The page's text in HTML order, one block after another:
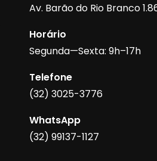
Av. Barão do Rio Branco
Horário
Segunda—Sexta: 9h–17h
Telefone
(32) 3025-3776
WhatsApp
(32) 99137-1127